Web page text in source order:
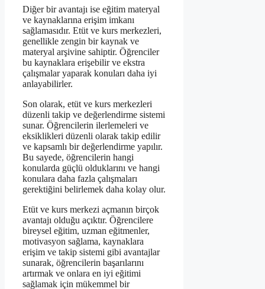
Diğer bir avantajı ise eğitim materyal
ve kaynaklarına erişim imkanı
sağlamasıdır. Etüt ve kurs merkezleri,
genellikle zengin bir kaynak ve
materyal arşivine sahiptir. Öğrenciler
bu kaynaklara erişebilir ve ekstra
çalışmalar yaparak konuları daha iyi
anlayabilirler.
Son olarak, etüt ve kurs merkezleri
düzenli takip ve değerlendirme sistemi
sunar. Öğrencilerin ilerlemeleri ve
eksiklikleri düzenli olarak takip edilir
ve kapsamlı bir değerlendirme yapılır.
Bu sayede, öğrencilerin hangi
konularda güçlü olduklarını ve hangi
konulara daha fazla çalışmaları
gerektiğini belirlemek daha kolay olur.
Etüt ve kurs merkezi açmanın birçok
avantajı olduğu açıktır. Öğrencilere
bireysel eğitim, uzman eğitmenler,
motivasyon sağlama, kaynaklara
erişim ve takip sistemi gibi avantajlar
sunarak, öğrencilerin başarılarını
artırmak ve onlara en iyi eğitimi
sağlamak için mükemmel bir